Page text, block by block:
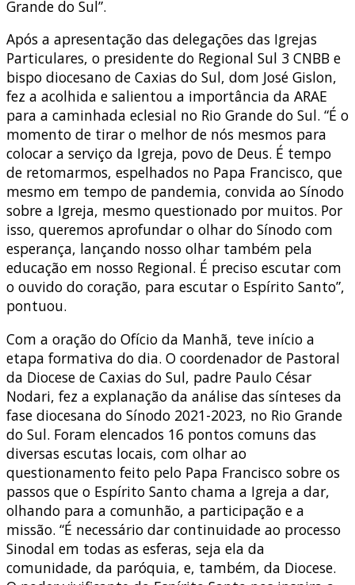
Grande do Sul”.
Após a apresentação das delegações das Igrejas
Particulares, o presidente do Regional Sul 3 CNBB e
bispo diocesano de Caxias do Sul, dom José Gislon,
fez a acolhida e salientou a importância da ARAE
para a caminhada eclesial no Rio Grande do Sul. “É o
momento de tirar o melhor de nós mesmos para
colocar a serviço da Igreja, povo de Deus. É tempo
de retomarmos, espelhados no Papa Francisco, que
mesmo em tempo de pandemia, convida ao Sínodo
sobre a Igreja, mesmo questionado por muitos. Por
isso, queremos aprofundar o olhar do Sínodo com
esperança, lançando nosso olhar também pela
educação em nosso Regional. É preciso escutar com
o ouvido do coração, para escutar o Espírito Santo”,
pontuou.
Com a oração do Ofício da Manhã, teve início a
etapa formativa do dia. O coordenador de Pastoral
da Diocese de Caxias do Sul, padre Paulo César
Nodari, fez a explanação da análise das sínteses da
fase diocesana do Sínodo 2021-2023, no Rio Grande
do Sul. Foram elencados 16 pontos comuns das
diversas escutas locais, com olhar ao
questionamento feito pelo Papa Francisco sobre os
passos que o Espírito Santo chama a Igreja a dar,
olhando para a comunhão, a participação e a
missão. “É necessário dar continuidade ao processo
Sinodal em todas as esferas, seja ela da
comunidade, da paróquia, e, também, da Diocese.